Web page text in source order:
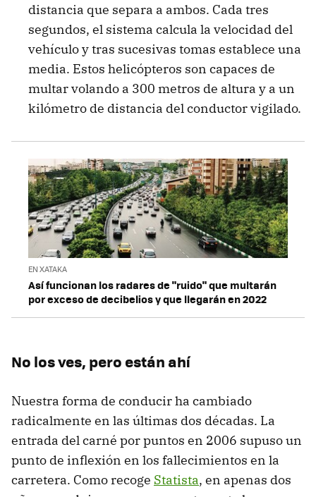
distancia que separa a ambos. Cada tres
segundos, el sistema calcula la velocidad del
vehículo y tras sucesivas tomas establece una
media. Estos helicópteros son capaces de
multar volando a 300 metros de altura y a un
kilómetro de distancia del conductor vigilado.
EN XATAKA
Así funcionan los radares de "ruido" que multarán
por exceso de decibelios y que llegarán en 2022
No los ves, pero están ahí
Nuestra forma de conducir ha cambiado
radicalmente en las últimas dos décadas. La
entrada del carné por puntos en 2006 supuso un
punto de inflexión en los fallecimientos en la
carretera. Como recoge Statista, en apenas dos